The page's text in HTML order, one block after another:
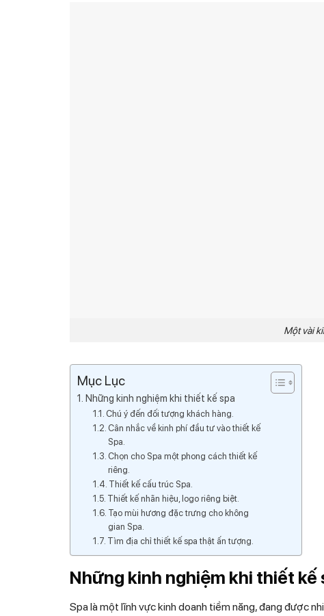
Một vài
Mục Lục
Những kinh nghiệm khi thiết kế spa
Chú ý đến đối tượng khách hàng.
Cân nhắc về kinh phí đầu tư vào thiết kế
Spa.
Chọn cho Spa một phong cách thiết kế
riêng.
Thiết kế cấu trúc Spa.
Thiết kế nhãn hiệu, logo riêng biệt.
Tạo mùi hương đặc trưng cho không
gian Spa.
Tìm địa chỉ thiết kế spa thật ấn tượng.
Những kinh nghiệm khi thiết kế
Spa là một lĩnh vực kinh doanh tiềm năng, đang được